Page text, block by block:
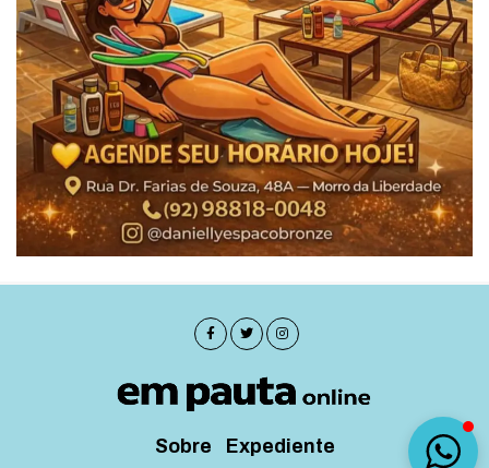
Sobre Expediente